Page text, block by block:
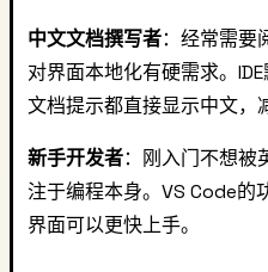
中文文档撰写者：经常需要
对界面本地化有硬需求。
文档提示都直接显示中文，
新手开发者：刚入门不想被
注于编程本身。VS Code的
界面可以更快上手。